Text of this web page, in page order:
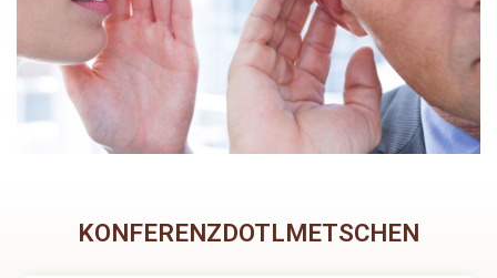
KONFERENZDOTLMETSCHEN